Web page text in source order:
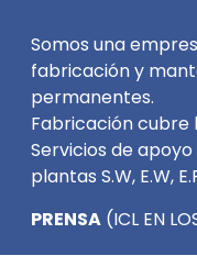
Somos una
fabricación y
permanentes.
Fabricación cubre
Servicios de
plantas S.W, E.W,
PRENSA(ICL EN